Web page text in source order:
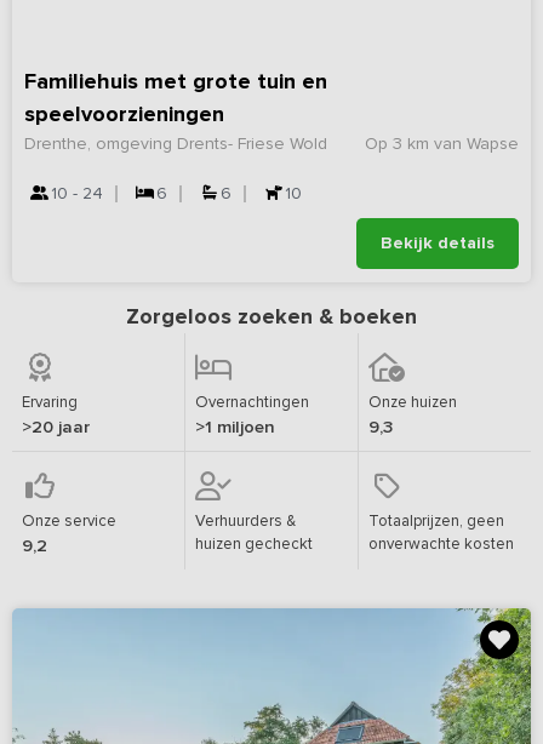
Familiehuis met grote tuin en
speelvoorzieningen
Op 3 km van Wapse
Drenthe, omgeving Drents- Friese Wold
10 - 24 6 6 10
Bekijk details
Zorgeloos zoeken & boeken
Ervaring
>20 jaar
Overnachtingen
>1 miljoen
Onze huizen
9,3
Onze service
9,2
Verhuurders &
huizen gecheckt
Totaalprijzen, geen
onverwachte kosten